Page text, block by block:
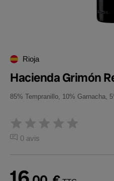
Rioja
Hacienda Grimón
85% Tempranillo, 10% Garnacha,
0 avis